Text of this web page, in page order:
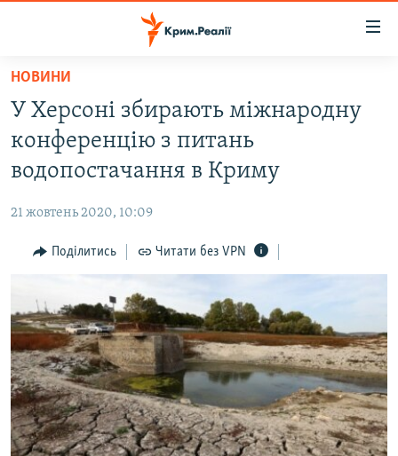
Перейти
основного
матеріалу
Перейти
до
основної
Перейти
ВОДА.КРИМ
ВІДЕО ТА ФОТО
БЛОГИ
ПОГЛЯД
ВСЕ ЗА ДЕНЬ
СПЕЦПРОЕКТИ
ДЕПОРТАЦІЯ
ВІДЕОУРОКИ «ELIFBE»
СВІДЧЕННЯ ОКУПАЦІЇ
ЯК ОБІЙТИ БЛОКУВАННЯ
Русский
НОВИНИ
У Херсоні збирають міжнародну
конференцію з питань
водопостачання в Криму
21 жовтень 2020, 10:09
Поділитись Читати без VPN